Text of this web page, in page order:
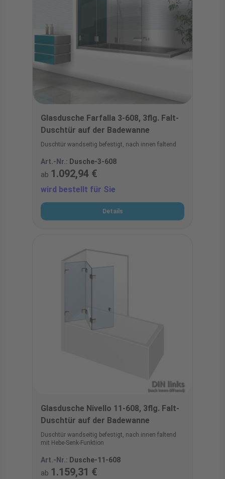
Glasdusche Farfalla 3-608, 3flg. Falt-
Duschtür auf der Badewanne
Duschtür wandseitig befestigt, nach innen faltend
Art.-Nr.: Dusche-3-608
ab 1.092,94 €
wird bestellt für Sie
Details
Glasdusche Nivello 11-608, 3flg. Falt-
Duschtür auf der Badewanne
Duschtür wandseitig befestigt, nach innen faltend
mit Hebe-Senk-Funktion
Art.-Nr.: Dusche-11-608
ab 1.159,31 €